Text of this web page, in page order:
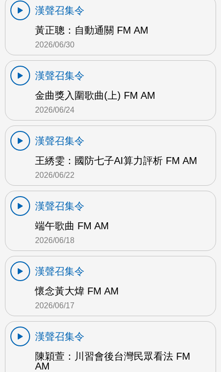
漢聲召集令
黃正聰：自動通關 FM AM
2026/06/30
漢聲召集令
金曲獎入圍歌曲(上) FM AM
2026/06/24
漢聲召集令
王綉雯：國防七子AI算力評析 FM AM
2026/06/22
漢聲召集令
端午歌曲 FM AM
2026/06/18
漢聲召集令
懷念黃大煒 FM AM
2026/06/17
漢聲召集令
陳穎萱：川習會後台灣民眾看法 FM
AM